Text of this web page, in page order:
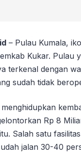
– Pulau Kumala,
Kukar. Pulau
terkenal dengan
sudah tidak
Rp 8
Salah satu
jalan 30-40